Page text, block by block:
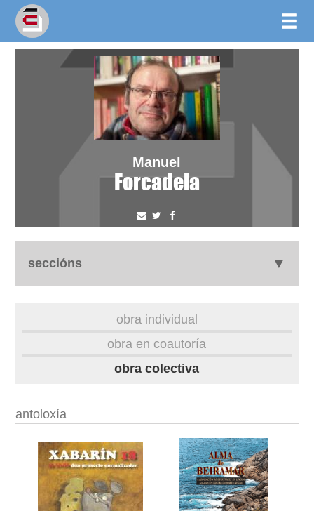
Manuel
Forcadela
seccións
videoteca
outros docs
obra individual
obra en coautoría
obra colectiva
antoloxía